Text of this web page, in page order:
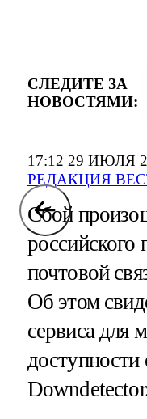
17:12 29 ИЮЛЯ
РЕДАКЦИЯ
СЛЕДИТЕ ЗА
НОВОСТЯМИ:
Сбой
российского
почтовой
Об этом
сервиса для